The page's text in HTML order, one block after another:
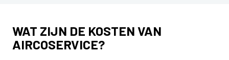
WAT ZIJN DE KOSTEN VAN
AIRCOSERVICE?